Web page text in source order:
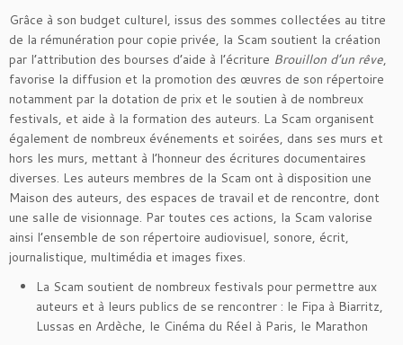
Grâce à son budget culturel, issus des sommes collectées au titre
de la rémunération pour copie privée, la Scam soutient la création
par l’attribution des bourses d’aide à l’écriture Brouillon d’un rêve,
favorise la diffusion et la promotion des œuvres de son répertoire
notamment par la dotation de prix et le soutien à de nombreux
festivals, et aide à la formation des auteurs. La Scam organisent
également de nombreux événements et soirées, dans ses murs et
hors les murs, mettant à l’honneur des écritures documentaires
diverses. Les auteurs membres de la Scam ont à disposition une
Maison des auteurs, des espaces de travail et de rencontre, dont
une salle de visionnage. Par toutes ces actions, la Scam valorise
ainsi l’ensemble de son répertoire audiovisuel, sonore, écrit,
journalistique, multimédia et images fixes.
La Scam soutient de nombreux festivals pour permettre aux
auteurs et à leurs publics de se rencontrer : le Fipa à Biarritz,
Lussas en Ardèche, le Cinéma du Réel à Paris, le Marathon